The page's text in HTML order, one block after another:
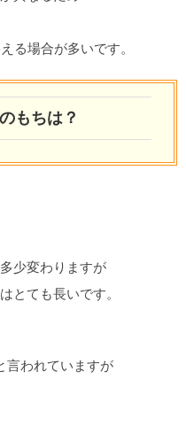
る場合が多いです。
もちは？
少変わりますが
とても長いです。
言われていますが